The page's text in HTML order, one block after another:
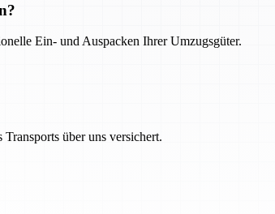
Ein- und Auspacken Ihrer Umzugsgüter.
über uns versichert.